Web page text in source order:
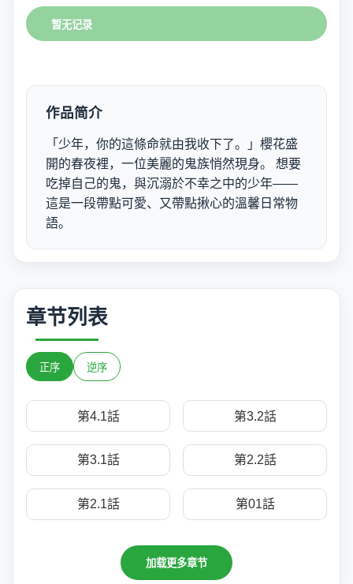
暂无记录
作品简介
「少年，你的這條命就由我收下了。」​櫻花盛
開的春夜裡，一位美麗的鬼族悄然現身。 想要
吃掉自己的鬼，與沉溺於不幸之中的少年——
這是一段帶點可愛、又帶點揪心的溫馨日常物
語。
章节列表
正序 逆序
第4.1話 第3.2話
第3.1話 第2.2話
第2.1話 第01話
加载更多章节